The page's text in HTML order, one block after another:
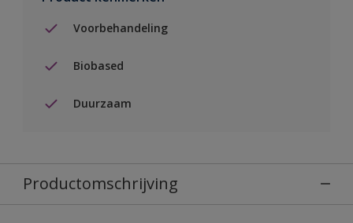
Voorbehandeling
Biobased
Duurzaam
Productomschrijving